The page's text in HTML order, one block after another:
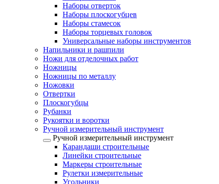
Наборы отверток
Наборы плоскогубцев
Наборы стамесок
Наборы торцевых головок
Универсальные наборы инструментов
Напильники и рашпили
Ножи для отделочных работ
Ножницы
Ножницы по металлу
Ножовки
Отвертки
Плоскогубцы
Рубанки
Рукоятки и воротки
Ручной измерительный инструмент
Ручной измерительный инструмент
Карандаши строительные
Линейки строительные
Маркеры строительные
Рулетки измерительные
Угольники